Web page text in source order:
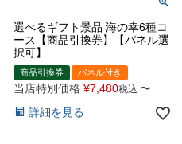
選べるギフト景品 海の幸6種コ
ース【商品引換券】【パネル選
択可】
商品引換券 パネル付き
当店特別価格 ¥7,480税込 〜
詳細を見る